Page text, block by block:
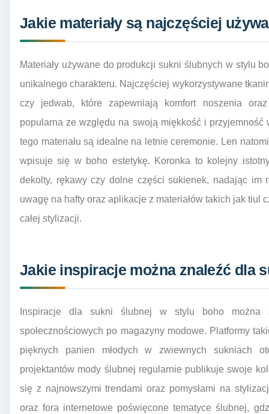
Jakie materiały są najczęściej
Materiały używane do produkcji sukni ślubnych w stylu
unikalnego charakteru. Najczęściej wykorzystywane
czy jedwab, które zapewniają komfort noszenia
popularna ze względu na swoją miękkość i
tego materiału są idealne na letnie ceremonie. Len
wpisuje się w boho estetykę. Koronka to kolejny
dekolty, rękawy czy dolne części sukienek, nadając im
uwagę na hafty oraz aplikacje z materiałów takich jak tiul
całej stylizacji.
Jakie inspiracje można znaleźć dla
Inspiracje dla sukni ślubnej w stylu boho
społecznościowych po magazyny modowe. Platformy
pięknych panien młodych w zwiewnych sukniach
projektantów mody ślubnej regularnie publikuje swoje
się z najnowszymi trendami oraz pomysłami na
oraz fora internetowe poświęcone tematyce ślubnej,